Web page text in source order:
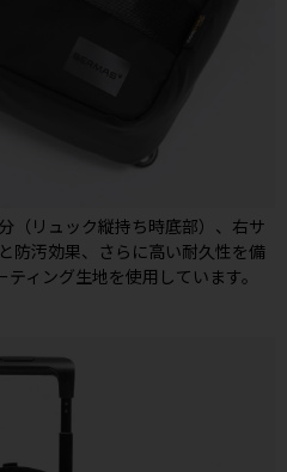
（リュック縦持ち時底部）、右サ
防汚効果、さらに高い耐久性を備
ィング生地を使用しています。